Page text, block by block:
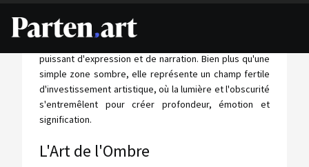
L'ombre, dans l'art, est un élément essentiel qui
puissant d'expression et de narration. Bien plus qu'une
simple zone sombre, elle représente un champ fertile
d'investissement artistique, où la lumière et l'obscurité
s'entremêlent pour créer profondeur, émotion et
signification.
L'Art de l'Ombre